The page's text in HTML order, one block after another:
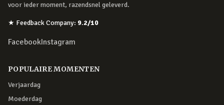
voor ieder moment, razendsnel geleverd.
★ Feedback Company: 9.2/10
FacebookInstagram
POPULAIRE MOMENTEN
Verjaardag
Moederdag